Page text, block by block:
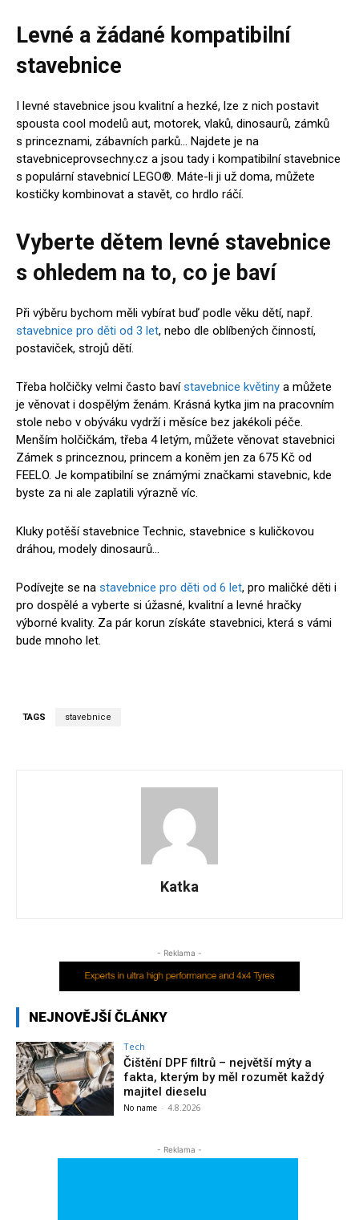
Levné a žádané kompatibilní
stavebnice
I levné stavebnice jsou kvalitní a hezké, lze z nich postavit
spousta cool modelů aut, motorek, vlaků, dinosaurů, zámků
s princeznami, zábavních parků… Najdete je na
stavebniceprovsechny.cz a jsou tady i kompatibilní stavebnice
s populární stavebnicí LEGO®. Máte-li ji už doma, můžete
kostičky kombinovat a stavět, co hrdlo ráčí.
Vyberte dětem levné stavebnice
s ohledem na to, co je baví
Při výběru bychom měli vybírat buď podle věku dětí, např.
stavebnice pro děti od 3 let, nebo dle oblíbených činností,
postaviček, strojů dětí.
Třeba holčičky velmi často bavístavebnice květiny a můžete
je věnovat i dospělým ženám. Krásná kytka jim na pracovním
stole nebo v obýváku vydrží i měsíce bez jakékoli péče.
Menším holčičkám, třeba 4 letým, můžete věnovat stavebnici
Zámek s princeznou, princem a koněm jen za 675 Kč od
FEELO. Je kompatibilní se známými značkami stavebnic, kde
byste za ni ale zaplatili výrazně víc.
Kluky potěší stavebnice Technic, stavebnice s kuličkovou
dráhou, modely dinosaurů…
Podívejte se na stavebnice pro děti od 6 let, pro maličké děti i
pro dospělé a vyberte si úžasné, kvalitní a levné hračky
výborné kvality. Za pár korun získáte stavebnici, která s vámi
bude mnoho let.
TAGS stavebnice
Katka
- Reklama -
NEJNOVĚJŠÍ ČLÁNKY
Tech
Čištění DPF filtrů – největší mýty a
fakta, kterým by měl rozumět každý
majitel dieselu
No name - 4.8.2026
- Reklama -